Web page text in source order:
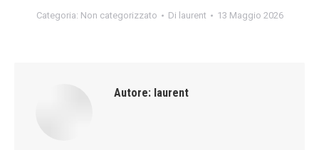
Categoria: Non categorizzato Di laurent 13 Maggio 2026
Autore: laurent